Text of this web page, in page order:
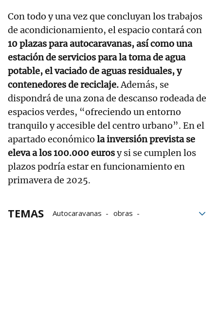
Con todo y una vez que concluyan los trabajos
de acondicionamiento, el espacio contará con
10 plazas para autocaravanas, así como una
estación de servicios para la toma de agua
potable, el vaciado de aguas residuales, y
contenedores de reciclaje.Además, se
dispondrá de una zona de descanso rodeada de
espacios verdes, “ofreciendo un entorno
tranquilo y accesible del centro urbano”. En el
apartado económico la inversión prevista se
eleva a los 100.000 eurosy si se cumplen los
plazos podría estar en funcionamiento en
primavera de 2025.
TEMAS Autocaravanas
obras